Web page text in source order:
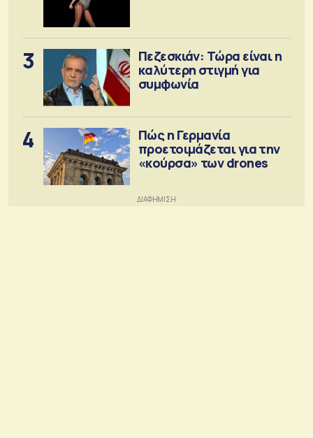
3
Πεζεσκιάν: Τώρα είναι η
καλύτερη στιγμή για
συμφωνία
4
Πώς η Γερμανία
προετοιμάζεται για την
«κούρσα» των drones